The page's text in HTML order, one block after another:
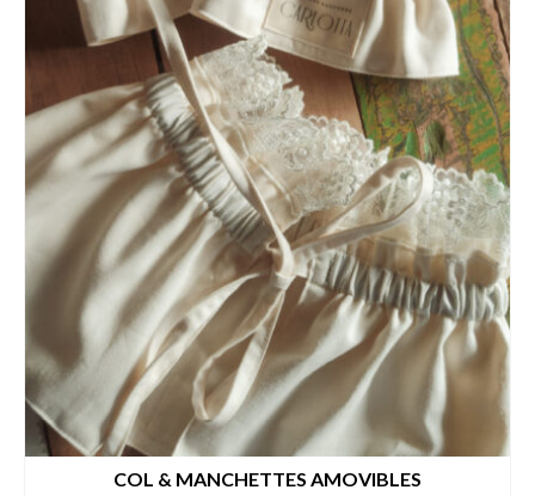
COL & MANCHETTES AMOVIBLES